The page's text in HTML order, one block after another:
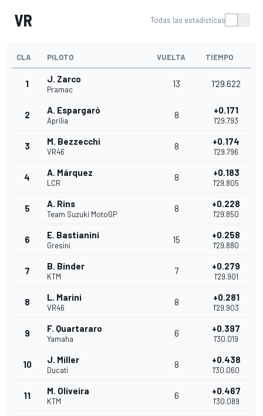
VR Todas las estadísticas
CLA PILOTO VUELTA TIEMPO
1 J. Zarco
Pramac
13 1'29.622
2 A. Espargaró
Aprilia
8 +0.171
1'29.793
3 M. Bezzecchi
VR46
8 +0.174
1'29.796
4 A. Márquez
LCR
8 +0.183
1'29.805
5 A. Rins
Team Suzuki MotoGP
8 +0.228
1'29.850
6 E. Bastianini
Gresini
15 +0.258
1'29.880
7 B. Binder
KTM
7 +0.279
1'29.901
8 L. Marini
VR46
8 +0.281
1'29.903
9 F. Quartararo
Yamaha
6 +0.397
1'30.019
10 J. Miller
Ducati
8 +0.438
1'30.060
11 M. Oliveira
KTM
6 +0.467
1'30.089